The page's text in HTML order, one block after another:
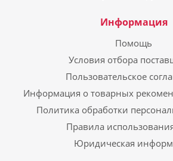
Информация
Помощь
Условия отбора
Пользовательское
Информация о товарных
Политика обработки
Правила
Юридическая